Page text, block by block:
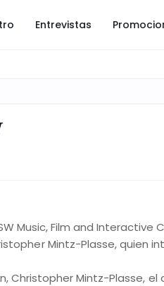
Entrevistas
Music, Film and Interactive
Mintz-Plasse, quien
Mintz-Plasse, el